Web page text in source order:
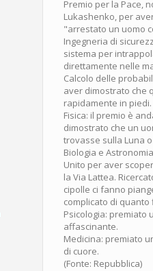
Premio per la Pace,
Lukashenko, per
"arrestato un uomo
Ingegneria di
sistema per
direttamente nelle
Calcolo delle
aver dimostrato che
rapidamente in piedi.
Fisica: il premio è
dimostrato che un
trovasse sulla Luna
Biologia e
Unito per aver
la Via Lattea.
cipolle ci fanno
complicato di
Psicologia: premiato
affascinante.
Medicina: premiato
di cuore.
(Fonte: Repubblica)